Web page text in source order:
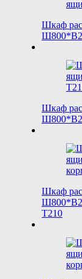
Шкаф
Шкаф
Шкаф
T210